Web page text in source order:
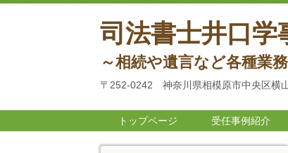
司法書士井口学
～相続や遺言など各種業
〒252-0242 神奈川県相模原市中央区横
トップページ 受任事例紹介